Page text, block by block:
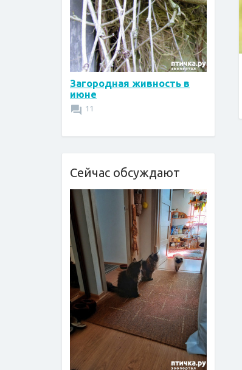
Загородная живность в
июне
11
Сейчас обсуждают